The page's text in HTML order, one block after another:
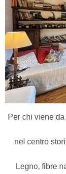
Per chi viene
nel centro
Legno, fibre